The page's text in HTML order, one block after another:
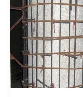
And
Strengthening
(An
Introduction)